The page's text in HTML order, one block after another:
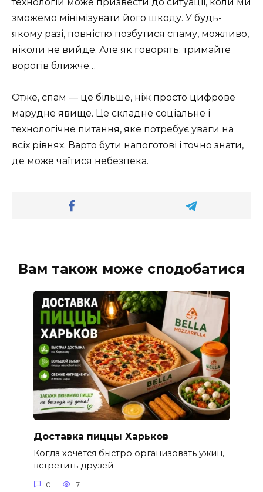
зможемо мінімізувати його шкоду. У будь-
якому разі, повністю позбутися спаму, можливо,
ніколи не вийде. Але як говорять: тримайте
ворогів ближче…
Отже, спам — це більше, ніж просто цифрове
марудне явище. Це складне соціальне і
технологічне питання, яке потребує уваги на
всіх рівнях. Варто бути напоготові і точно знати,
де може чаїтися небезпека.
Вам також може сподобатися
Доставка пиццы Харьков
Когда хочется быстро организовать ужин,
встретить друзей
0 7